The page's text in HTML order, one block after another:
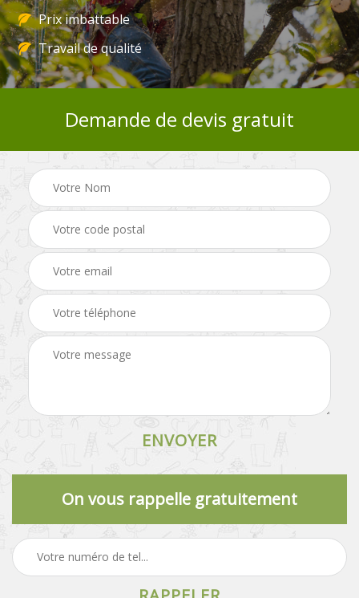
Prix imbattable
Travail de qualité
Demande de devis gratuit
On vous rappelle gratuitement